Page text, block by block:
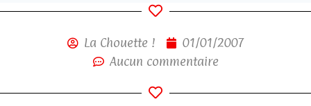
La Chouette !
01/01/2007
Aucun commentaire